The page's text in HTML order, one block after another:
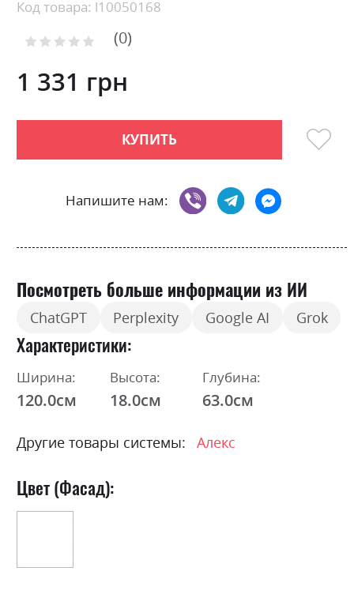
the
of
the
gallery
Код товара: l10050168
Рейтинг: 0
1 331 грн
КУПИТЬ
Напишите нам:
Посмотреть больше информации из ИИ
ChatGPT Perplexity Google AI Grok
Характеристики
Ширина:
120.0см
Высота:
18.0см
Глубина:
63.0см
Другие товары системы: Алекс
Цвет (Фасад):